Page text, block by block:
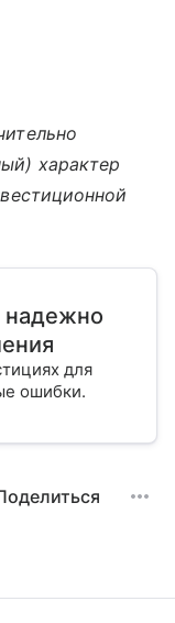
характер
надежно
для
ошибки.